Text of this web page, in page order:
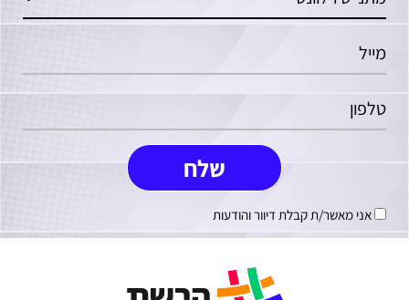
אני מאשר/ת קבלת דיוור והודעות